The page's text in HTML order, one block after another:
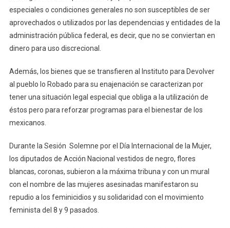
especiales o condiciones generales no son susceptibles de ser
aprovechados o utilizados por las dependencias y entidades de la
administración pública federal, es decir, que no se conviertan en
dinero para uso discrecional.
Además, los bienes que se transfieren al Instituto para Devolver
al pueblo lo Robado para su enajenación se caracterizan por
tener una situación legal especial que obliga a la utilización de
éstos pero para reforzar programas para el bienestar de los
mexicanos.
Durante la Sesión Solemne por el Día Internacional de la Mujer,
los diputados de Acción Nacional vestidos de negro, flores
blancas, coronas, subieron a la máxima tribuna y con un mural
con el nombre de las mujeres asesinadas manifestaron su
repudio a los feminicidios y su solidaridad con el movimiento
feminista del 8 y 9 pasados.